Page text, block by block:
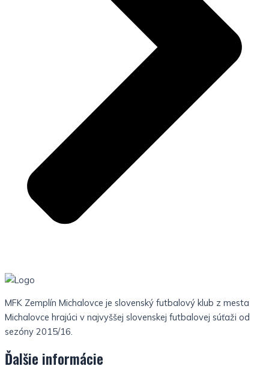
MFK Zemplín Michalovce je slovenský futbalový klub z mesta
Michalovce hrajúci v najvyššej slovenskej futbalovej súťaži od
sezóny 2015/16.
Ďalšie informácie